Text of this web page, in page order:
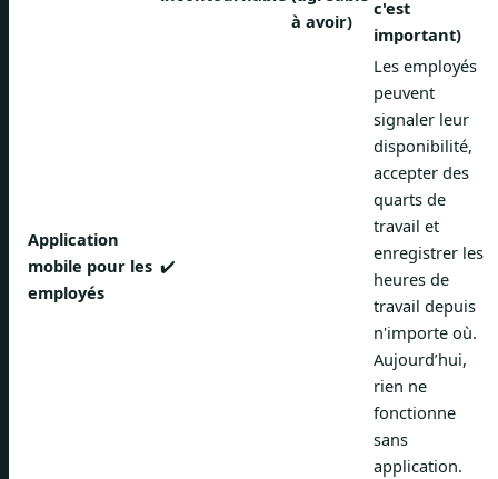
à avoir)
c'est
important)
Application
mobile pour les
employés
✔️
Les employés
peuvent
signaler leur
disponibilité,
accepter des
quarts de
travail et
enregistrer les
heures de
travail depuis
n'importe où.
Aujourd’hui,
rien ne
fonctionne
sans
application.